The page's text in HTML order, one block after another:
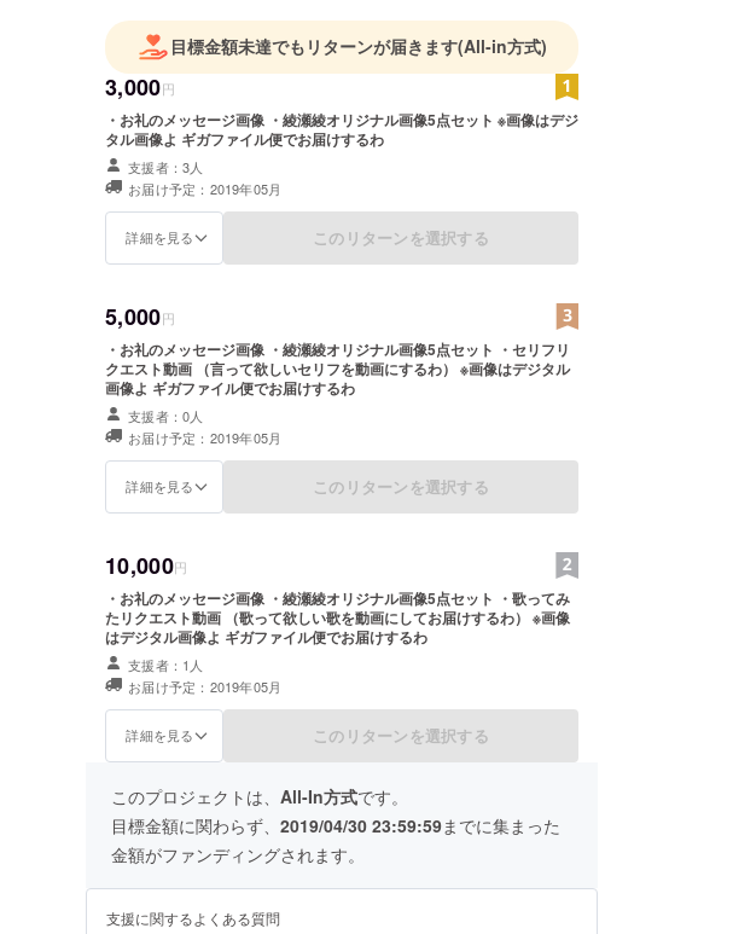
目標金額未達でもリターンが届きます(All-in方式)
3,000円
・お礼のメッセージ画像 ・綾瀬綾オリジナル画像5点セット ※画像はデジ
タル画像よ ギガファイル便でお届けするわ
支援者：3人
お届け予定：2019年05月
詳細を見る このリターンを選択する
5,000円
・お礼のメッセージ画像 ・綾瀬綾オリジナル画像5点セット ・セリフリ
クエスト動画 （言って欲しいセリフを動画にするわ） ※画像はデジタル
画像よ ギガファイル便でお届けするわ
支援者：0人
お届け予定：2019年05月
詳細を見る このリターンを選択する
10,000円
・お礼のメッセージ画像 ・綾瀬綾オリジナル画像5点セット ・歌ってみ
たリクエスト動画 （歌って欲しい歌を動画にしてお届けするわ） ※画像
はデジタル画像よ ギガファイル便でお届けするわ
支援者：1人
お届け予定：2019年05月
詳細を見る このリターンを選択する
このプロジェクトは、 All-In方式です。
目標金額に関わらず、 2019/04/30 23:59:59までに集まった
金額がファンディングされます。
支援に関するよくある質問